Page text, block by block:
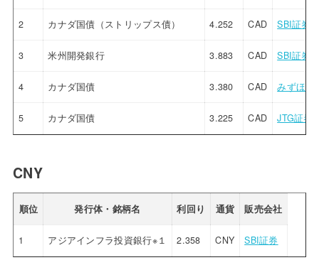
2 カナダ国債（ストリップス債） 4.252 CAD SBI証券
3 米州開発銀行 3.883 CAD SBI証券
4 カナダ国債 3.380 CAD みずほ証
5 カナダ国債 3.225 CAD JTG証券
CNY
順位 発行体・銘柄名 利回り 通貨 販売会社
1 アジアインフラ投資銀行※１ 2.358 CNY SBI証券